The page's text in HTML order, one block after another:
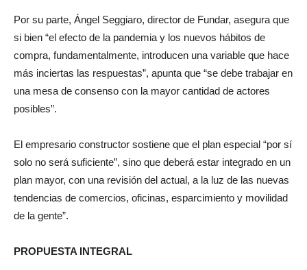
Por su parte, Ángel Seggiaro, director de Fundar, asegura que
si bien “el efecto de la pandemia y los nuevos hábitos de
compra, fundamentalmente, introducen una variable que hace
más inciertas las respuestas”, apunta que “se debe trabajar en
una mesa de consenso con la mayor cantidad de actores
posibles”.
El empresario constructor sostiene que el plan especial “por sí
solo no será suficiente”, sino que deberá estar integrado en un
plan mayor, con una revisión del actual, a la luz de las nuevas
tendencias de comercios, oficinas, esparcimiento y movilidad
de la gente”.
PROPUESTA INTEGRAL